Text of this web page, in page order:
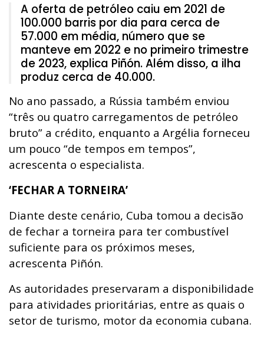
A oferta de petróleo caiu em 2021 de
100.000 barris por dia para cerca de
57.000 em média, número que se
manteve em 2022 e no primeiro trimestre
de 2023, explica Piñón. Além disso, a ilha
produz cerca de 40.000.
No ano passado, a Rússia também enviou
“três ou quatro carregamentos de petróleo
bruto” a crédito, enquanto a Argélia forneceu
um pouco “de tempos em tempos”,
acrescenta o especialista.
‘FECHAR A TORNEIRA’
Diante deste cenário, Cuba tomou a decisão
de fechar a torneira para ter combustível
suficiente para os próximos meses,
acrescenta Piñón.
As autoridades preservaram a disponibilidade
para atividades prioritárias, entre as quais o
setor de turismo, motor da economia cubana.